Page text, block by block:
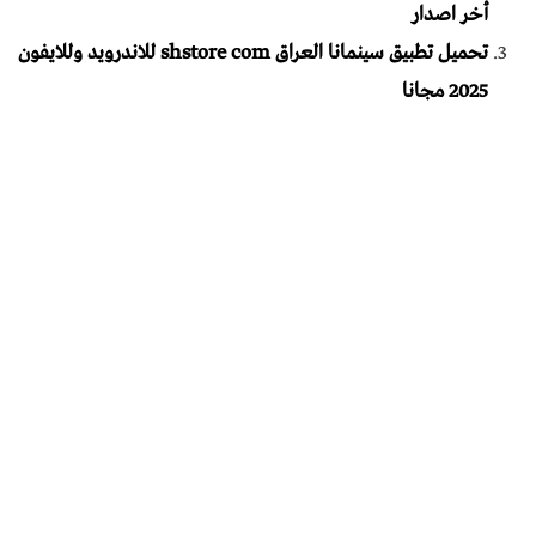
أخر اصدار
تحميل تطبيق سينمانا العراق shstore com للاندرويد وللايفون
2025 مجانا